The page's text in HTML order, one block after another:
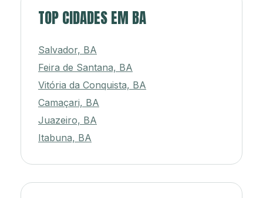
TOP CIDADES EM BA
Salvador, BA
Feira de Santana, BA
Vitória da Conquista, BA
Camaçari, BA
Juazeiro, BA
Itabuna, BA